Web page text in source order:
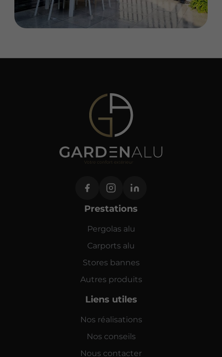
Prestations
Pergolas alu
Carports alu
Stores bannes
Autres produits
Liens utiles
Nos réalisations
Nos conseils
Nous contacter